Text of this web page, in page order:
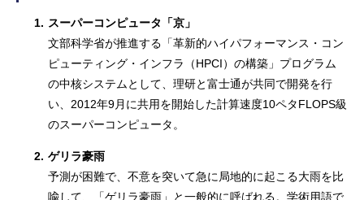
1. スーパーコンピュータ「京」
文部科学省が推進する「革新的ハイパフォーマンス・コン
ピューティング・インフラ（HPCI）の構築」プログラム
の中核システムとして、理研と富士通が共同で開発を行
い、2012年9月に共用を開始した計算速度10ペタFLOPS級
のスーパーコンピュータ。
2. ゲリラ豪雨
予測が困難で、不意を突いて急に局地的に起こる大雨を比
喩して、「ゲリラ豪雨」と一般的に呼ばれる。学術用語で